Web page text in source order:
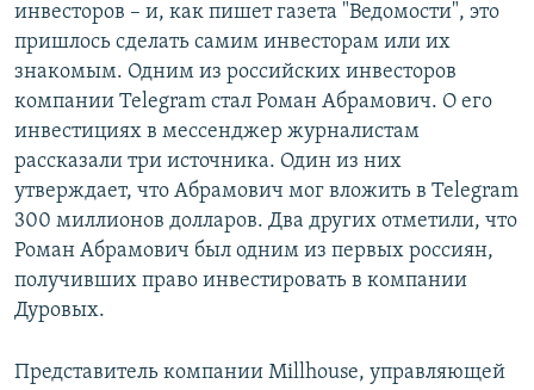
инвесторов – и, как пишет газета "Ведомости", это
пришлось сделать самим инвесторам или их
знакомым. Одним из российских инвесторов
компании Telegram стал Роман Абрамович. О его
инвестициях в мессенджер журналистам
рассказали три источника. Один из них
утверждает, что Абрамович мог вложить в Telegram
300 миллионов долларов. Два других отметили, что
Роман Абрамович был одним из первых россиян,
получивших право инвестировать в компании
Дуровых.
Представитель компании Millhouse, управляющей